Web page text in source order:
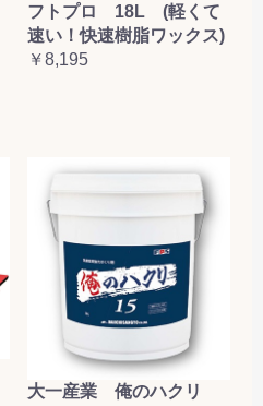
フトプロ 18L (軽くて
速い！快速樹脂ワックス)
￥8,195
大一産業 俺のハクリ